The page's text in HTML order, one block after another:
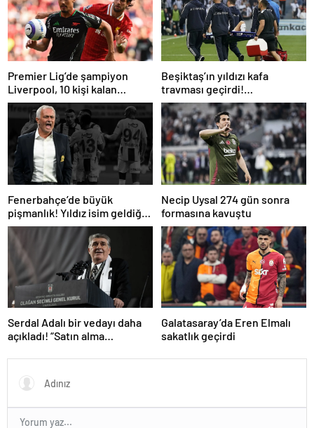
Premier Lig’de şampiyon
Liverpool, 10 kişi kalan
Arsenal’e takıldı
Beşiktaş’ın yıldızı kafa
travması geçirdi!
Beşiktaş’tan açıklama geldi…
Fenerbahçe’de büyük
pişmanlık! Yıldız isim geldiği
gibi gidiyor…
Necip Uysal 274 gün sonra
formasına kavuştu
Serdal Adalı bir vedayı daha
açıkladı! “Satın alma
Galatasaray’da Eren Elmalı
sakatlık geçirdi